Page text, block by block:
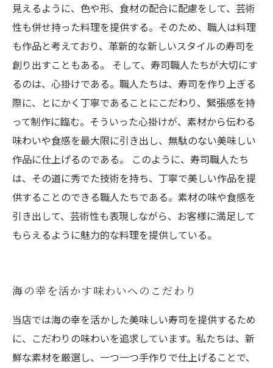
見えるように、色や形、食材の配合に配慮をして、芸術
性も併せ持った料理を提供する。そのため、職人は料理
も作品と考えており、革新的な新しいスタイルの寿司を
創り出すこともある。 そして、寿司職人たちが大切にす
るのは、心掛けである。職人たちは、寿司を作り上ぎる
際に、とにかく丁寧であることにこだわり、緊張感を持
って制作に臨む。そういった心掛けが、素材から伝わる
味わいや食感を最大限に引き出し、無駄のない美味しい
作品に仕上げるのである。 このように、寿司職人たち
は、その道に秀でた技術を持ち、丁寧で美しい作品を提
供することのできる職人たちである。素材の味や食感を
引き出して、芸術性も表現しながら、お客様に満足して
もらえるように魅力的な料理を提供している。
海の幸を活かす味わいへのこだわり
当店では海の幸を活かした美味しい寿司を提供するため
に、こだわりの味わいを追求しています。私たちは、新
鮮な素材を厳選し、一つ一つ手作りで仕上げることで、